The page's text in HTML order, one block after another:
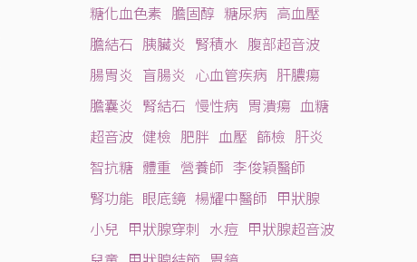
糖化血色素 膽固醇 糖尿病 高血壓
膽結石 胰臟炎 腎積水 腹部超音波
腸胃炎 盲腸炎 心血管疾病 肝膿瘍
膽囊炎 腎結石 慢性病 胃潰瘍 血糖
超音波 健檢 肥胖 血壓 篩檢 肝炎
智抗糖 體重 營養師 李俊穎醫師
腎功能 眼底鏡 楊耀中醫師 甲狀腺
小兒 甲狀腺穿刺 水痘 甲狀腺超音波